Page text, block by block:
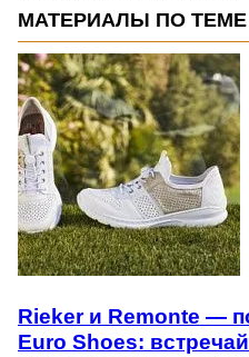
МАТЕРИАЛЫ ПО ТЕМЕ
Rieker и Remonte —
Euro Shoes: